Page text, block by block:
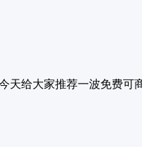
给大家推荐一波免费可